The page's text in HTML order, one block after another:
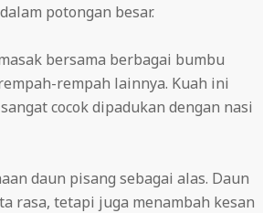
potongan besar.
bersama berbagai bumbu
rempah lainnya. Kuah ini
cocok dipadukan dengan nasi
daun pisang sebagai alas. Daun
rasa, tetapi juga menambah kesan